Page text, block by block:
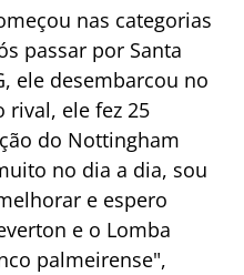
nas categorias
passar por Santa
ele desembarcou no
rival, ele fez 25
do Nottingham
no dia a dia, sou
e espero
e o Lomba
palmeirense",